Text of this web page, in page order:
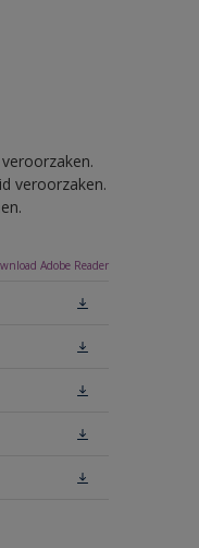
veroorzaken.
Adobe Reader